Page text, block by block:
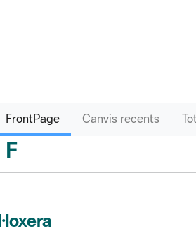
FrontPage Canvis recents
F